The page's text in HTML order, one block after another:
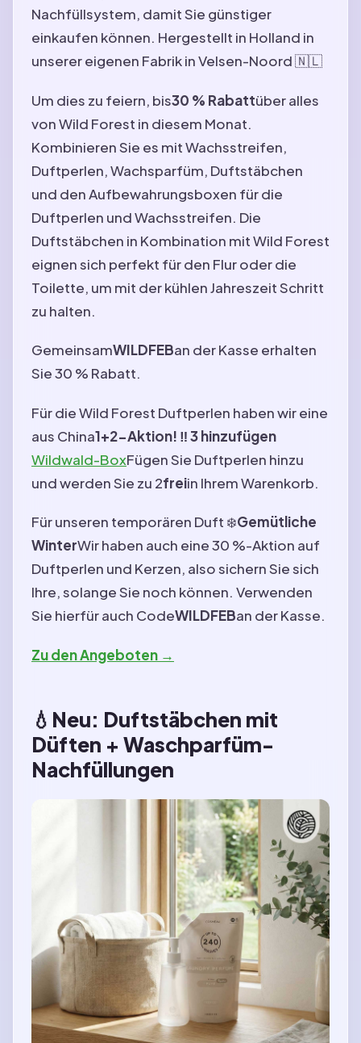
Nachfüllsystem, damit Sie günstiger
einkaufen können. Hergestellt in Holland in
unserer eigenen Fabrik in Velsen-Noord 🇳🇱
Um dies zu feiern, bis30 % Rabattüber alles
von Wild Forest in diesem Monat.
Kombinieren Sie es mit Wachsstreifen,
Duftperlen, Wachsparfüm, Duftstäbchen
und den Aufbewahrungsboxen für die
Duftperlen und Wachsstreifen. Die
Duftstäbchen in Kombination mit Wild Forest
eignen sich perfekt für den Flur oder die
Toilette, um mit der kühlen Jahreszeit Schritt
zu halten.
GemeinsamWILDFEBan der Kasse erhalten
Sie 30 % Rabatt.
Für die Wild Forest Duftperlen haben wir eine
aus China1+2-Aktion! ‼️3 hinzufügen
Wildwald-BoxFügen Sie Duftperlen hinzu
und werden Sie zu 2freiin Ihrem Warenkorb.
Für unseren temporären Duft ❄️Gemütliche
WinterWir haben auch eine 30 %-Aktion auf
Duftperlen und Kerzen, also sichern Sie sich
Ihre, solange Sie noch können. Verwenden
Sie hierfür auch CodeWILDFEBan der Kasse.
Zu den Angeboten →
💧Neu: Duftstäbchen mit
Düften + Waschparfüm-
Nachfüllungen